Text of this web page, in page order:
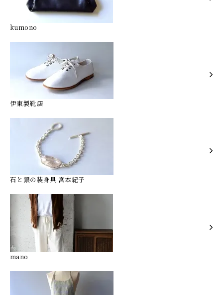
kumono
伊東製靴店
石と銀の装身具 宮本紀子
mano